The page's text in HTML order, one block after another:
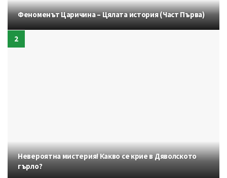
Феноменът Царичина – Цялата история (Част Първа)
Невероятна мистерия! Какво се крие в Дяволското
гърло?